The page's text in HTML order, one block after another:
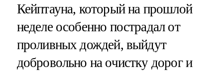
Кейптауна, который на прошлой
неделе особенно пострадал от
проливных дождей, выйдут
добровольно на очистку дорог и